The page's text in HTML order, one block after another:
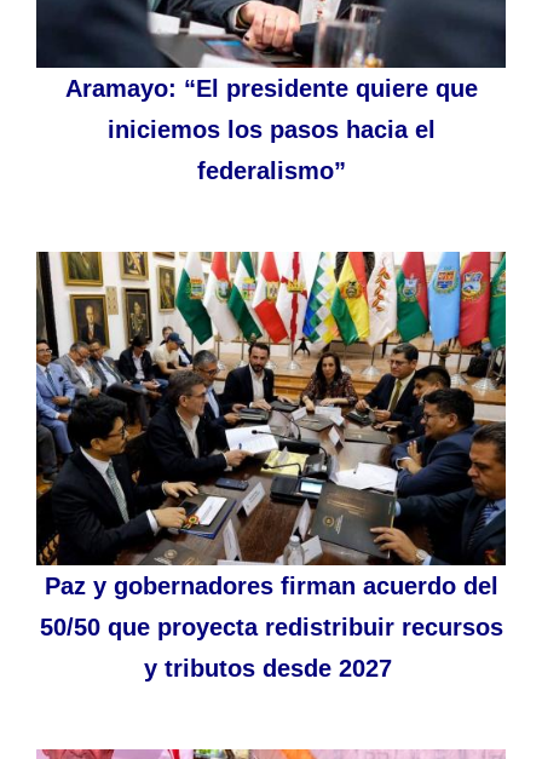
Aramayo: “El presidente quiere que
iniciemos los pasos hacia el
federalismo”
Paz y gobernadores firman acuerdo del
50/50 que proyecta redistribuir recursos
y tributos desde 2027